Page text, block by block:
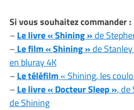
Si vous souhaitez commander :
–Le livre « Shining »de
–Le film « Shining »de
en bluray 4K
–Le téléfilm« Shining, les
–Le livre « Docteur Sleep », de
de Shining